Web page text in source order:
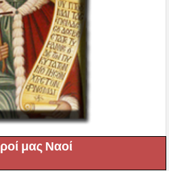
μας Ναοί